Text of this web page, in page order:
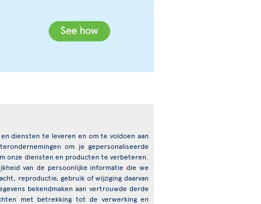
diensten te leveren en om te voldoen aan
om je gepersonaliseerde
onze diensten en producten te verbeteren.
van de persoonlijke informatie die we
reproductie, gebruik of wijziging daarvan
bekendmaken aan vertrouwde derde
met betrekking tot de verwerking en